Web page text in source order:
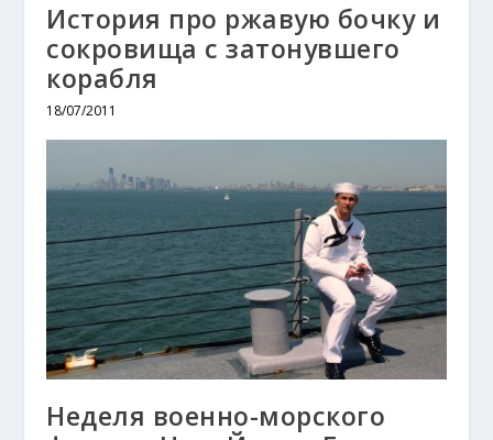
История про ржавую бочку и
сокровища с затонувшего
корабля
18/07/2011
Неделя военно-морского